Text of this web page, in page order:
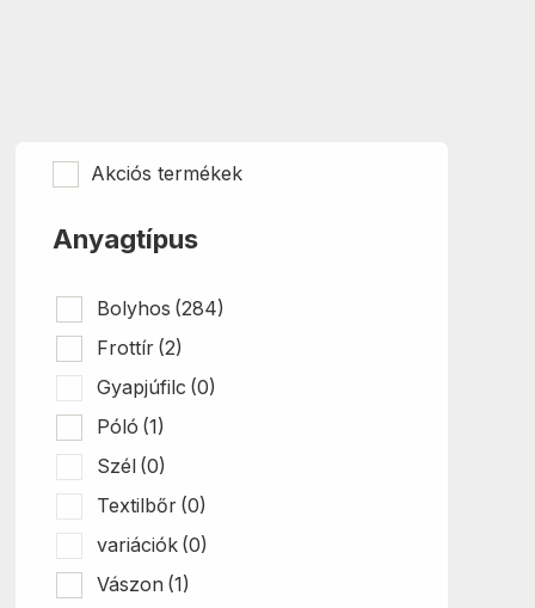
Akciós termékek
Anyagtípus
Bolyhos (284)
Frottír (2)
Gyapjúfilc (0)
Póló (1)
Szél (0)
Textilbőr (0)
variációk (0)
Vászon (1)